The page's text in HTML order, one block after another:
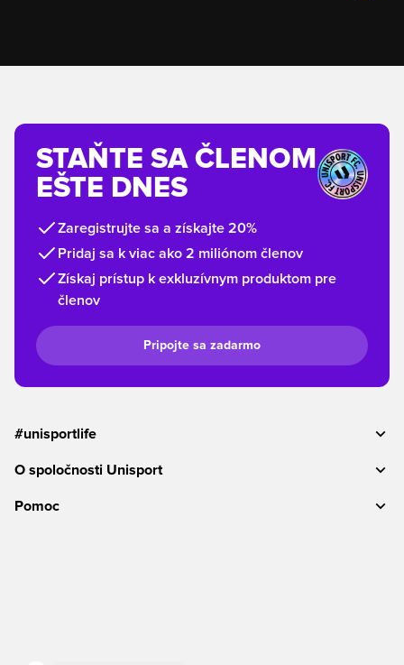
STAŇTE SA ČLENOM
EŠTE DNES
Zaregistrujte sa a získajte 20%
Pridaj sa k viac ako 2 miliónom členov
Získaj prístup k exkluzívnym produktom pre
členov
Pripojte sa zadarmo
#unisportlife
O spoločnosti Unisport
Pomoc